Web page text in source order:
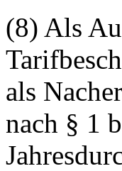
(8) Als
als
nach § 1